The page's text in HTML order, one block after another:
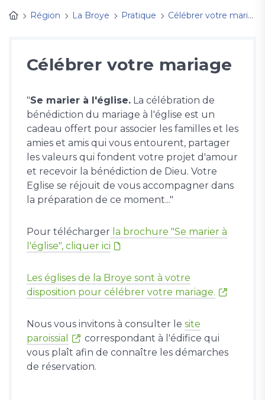
Région
La Broye Pratique Célébrer votre mariage
Célébrer votre mariage
"Se marier à l'église. La célébration de
bénédiction du mariage à l'église est un
cadeau offert pour associer les familles et les
amies et amis qui vous entourent, partager
les valeurs qui fondent votre projet d'amour
et recevoir la bénédiction de Dieu. Votre
Eglise se réjouit de vous accompagner dans
la préparation de ce moment..."
Pour télécharger la brochure "Se marier à
l'église", cliquer ici
Les églises de la Broye sont à votre
disposition pour célébrer votre mariage.
Nous vous invitons à consulter le site
paroissial
correspondant à l'édifice qui
vous plaît afin de connaître les démarches
de réservation.